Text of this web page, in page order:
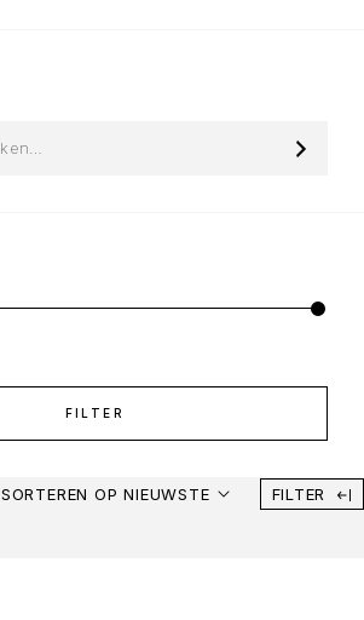
FILTER
SORTEREN OP NIEUWSTE FILTER